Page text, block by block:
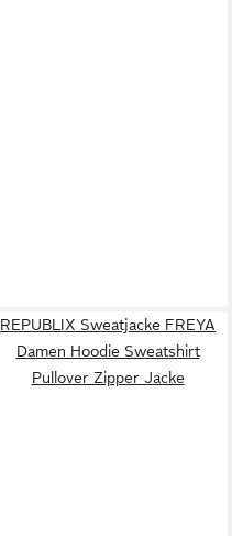
REPUBLIX Sweatjacke FREYA
Damen Hoodie Sweatshirt
Pullover Zipper Jacke